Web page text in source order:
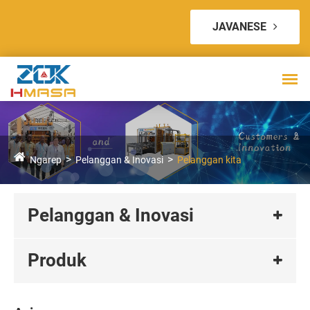
JAVANESE
Ngarep Pelanggan & Inovasi Pelanggan kita
Pelanggan & Inovasi
Produk